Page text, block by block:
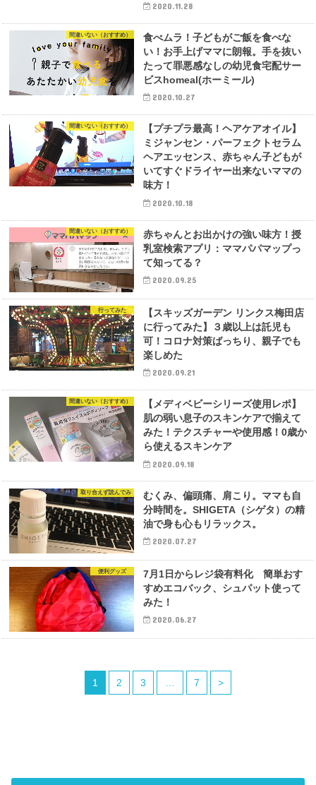
2020.11.28
間違いない（おすすめ）
食べムラ！子どもがご飯を食べな
い！お手上げママに朗報。手を抜い
たって罪悪感なしの幼児食宅配サー
ビスhomeal(ホーミール)
2020.10.27
間違いない（おすすめ）
【プチプラ最高！ヘアケアオイル】
ミジャンセン・パーフェクトセラム
ヘアエッセンス、赤ちゃん子どもが
いてすぐドライヤー出来ないママの
味方！
2020.10.18
間違いない（おすすめ）
赤ちゃんとお出かけの強い味方！授
乳室検索アプリ：ママパパマップっ
て知ってる？
2020.09.25
行ってみた
【スキッズガーデン リンクス梅田店
に行ってみた】３歳以上は託児も
可！コロナ対策ばっちり、親子でも
楽しめた
2020.09.21
間違いない（おすすめ）
【メディベビーシリーズ使用レポ】
肌の弱い息子のスキンケアで揃えて
みた！テクスチャーや使用感！0歳か
ら使えるスキンケア
2020.09.18
取り合えず読んでみ
むくみ、偏頭痛、肩こり。ママも自
分時間を。SHIGETA（シゲタ）の精
油で身も心もリラックス。
2020.07.27
便利グッズ
7月1日からレジ袋有料化 簡単おす
すめエコバック、シュパット使って
みた！
2020.06.27
1 2 3 … 7 >